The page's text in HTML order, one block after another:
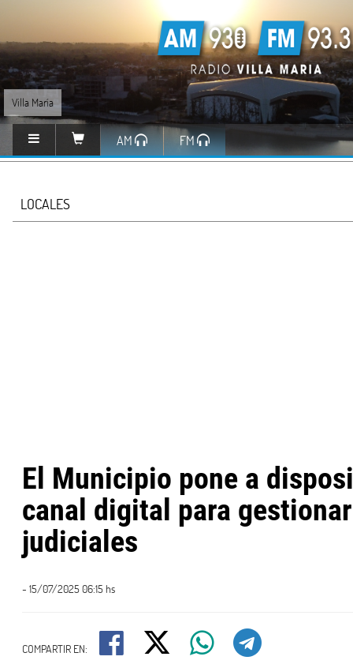
Villa María
AM FM
LOCALES
El Municipio pone a
canal digital para
judiciales
- 15/07/2025 06:15 hs
COMPARTIR EN: